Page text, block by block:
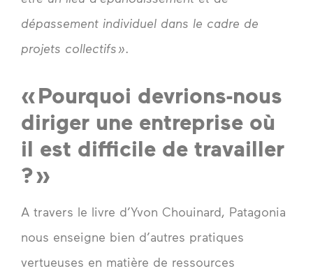
dépassement individuel dans le cadre de
projets collectifs ».
« Pourquoi devrions-nous
diriger une entreprise où
il est difficile de travailler
? »
A travers le livre d’Yvon Chouinard, Patagonia
nous enseigne bien d’autres pratiques
vertueuses en matière de ressources